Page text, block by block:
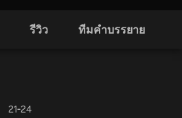
รีวิว ทีมคำบรรยาย
21-24